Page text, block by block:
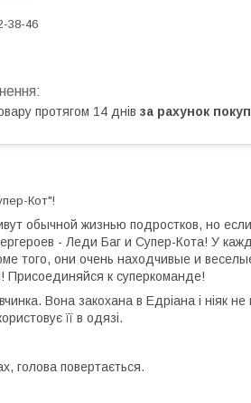
38-46
протягом 14 днів за рахунок
Кот"!
обычной жизнью подростков, но если
- Леди Баг и Супер-Кота! У
того, они очень находчивые и
Присоединяйся к суперкоманде!
Вона закохана в Едріана і ніяк не
її в одязі.
голова повертається.